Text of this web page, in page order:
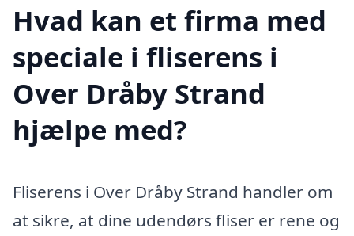
Hvad kan et firma med
speciale i fliserens i
Over Dråby Strand
hjælpe med?
Fliserens i Over Dråby Strand handler om
at sikre, at dine udendørs fliser er rene og